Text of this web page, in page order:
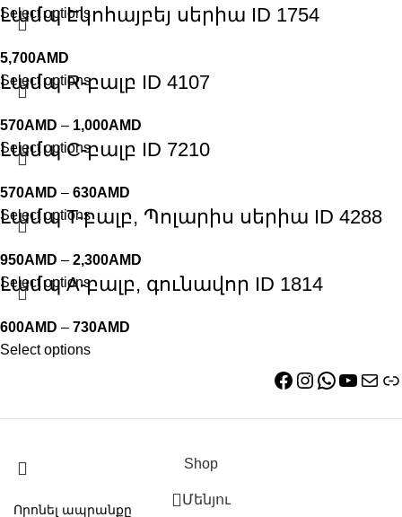
Select options
Լամպ Էկոհայբեյ սերիա ID 1754
5,700AMD
Select options
Լամպ R-բալբ ID 4107
570AMD – 1,000AMD
Select options
Լամպ C-բալբ ID 7210
570AMD – 630AMD
Select options
Լամպ T-բալբ, Պոլարիս սերիա ID 4288
950AMD – 2,300AMD
Select options
Լամպ A-բալբ, գունավոր ID 1814
600AMD – 730AMD
Select options
Shop
Մենյու